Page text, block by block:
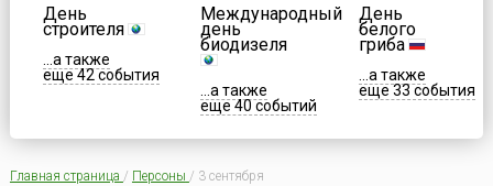
День
строителя
...а также
еще 42 события
Международный
день
биодизеля
...а также
еще 40 событий
День
белого
гриба
...а также
еще 33 события
Главная страница / Персоны / 3 сентября